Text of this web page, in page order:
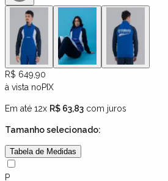
R$ 649,90
à vista noPIX
Em até 12x R$ 63,83 com juros
Tamanhoselecionado:
Tabela de Medidas
P